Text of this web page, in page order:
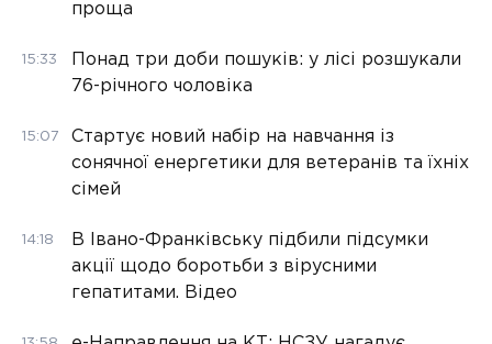
проща
15:33
Понад три доби пошуків: у лісі розшукали
76-річного чоловіка
15:07
Стартує новий набір на навчання із
сонячної енергетики для ветеранів та їхніх
сімей
14:18
В Івано-Франківську підбили підсумки
акції щодо боротьби з вірусними
гепатитами. Відео